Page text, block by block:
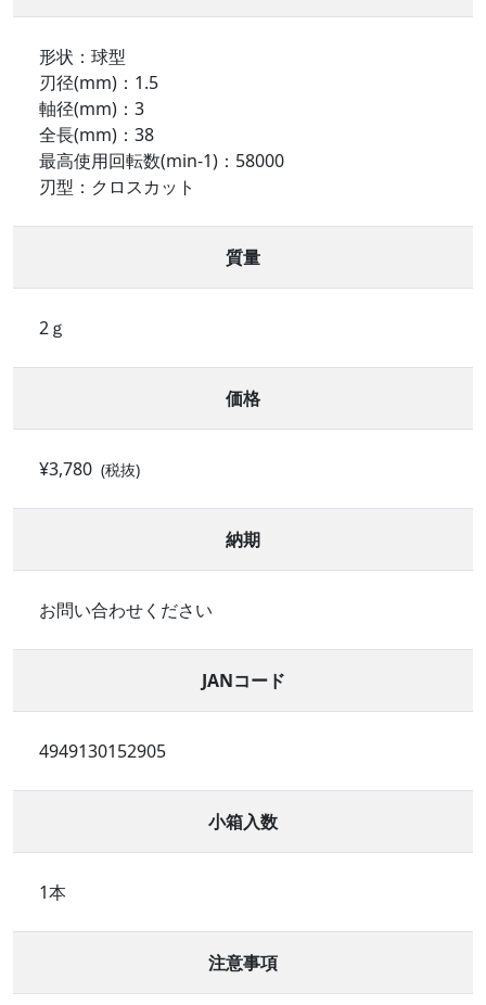
形状：球型
刃径(mm)：1.5
軸径(mm)：3
全長(mm)：38
最高使用回転数(min-1)：58000
刃型：クロスカット
質量
2ｇ
価格
¥3,780 (税抜)
納期
お問い合わせください
JANコード
4949130152905
小箱入数
1本
注意事項